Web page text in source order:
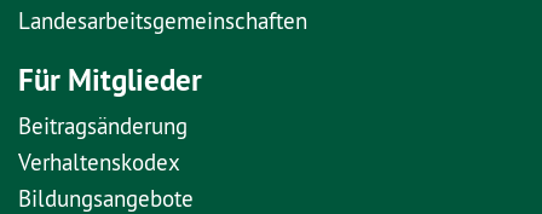
Landesarbeitsgemeinschaften
Für Mitglieder
Beitragsänderung
Verhaltenskodex
Bildungsangebote